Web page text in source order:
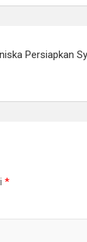
Persiapkan
*